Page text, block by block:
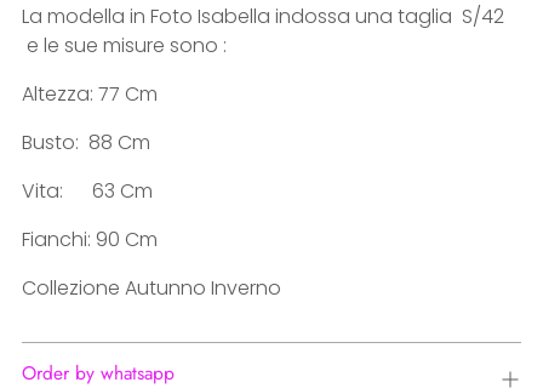
La modella in Foto Isabella indossa una taglia S/42
e le sue misure sono :
Altezza: 77 Cm
Busto: 88 Cm
Vita: 63 Cm
Fianchi: 90 Cm
Collezione Autunno Inverno
Order by whatsapp